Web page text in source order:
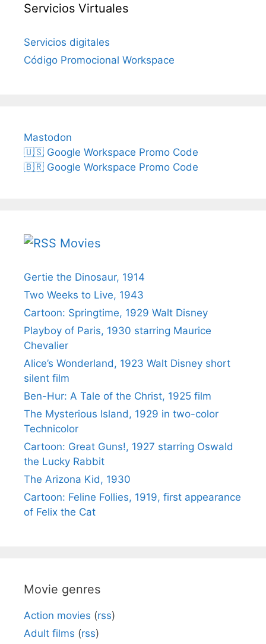
Servicios Virtuales
Servicios digitales
Código Promocional Workspace
Mastodon
🇺🇸 Google Workspace Promo Code
🇧🇷 Google Workspace Promo Code
Movies
Gertie the Dinosaur, 1914
Two Weeks to Live, 1943
Cartoon: Springtime, 1929 Walt Disney
Playboy of Paris, 1930 starring Maurice
Chevalier
Alice’s Wonderland, 1923 Walt Disney short
silent film
Ben-Hur: A Tale of the Christ, 1925 film
The Mysterious Island, 1929 in two-color
Technicolor
Cartoon: Great Guns!, 1927 starring Oswald
the Lucky Rabbit
The Arizona Kid, 1930
Cartoon: Feline Follies, 1919, first appearance
of Felix the Cat
Movie genres
Action movies (rss)
Adult films (rss)